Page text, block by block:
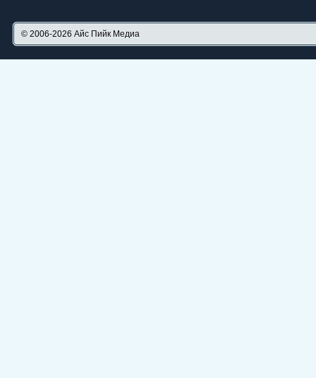
© 2006-2026 Айс Пийк Медиа